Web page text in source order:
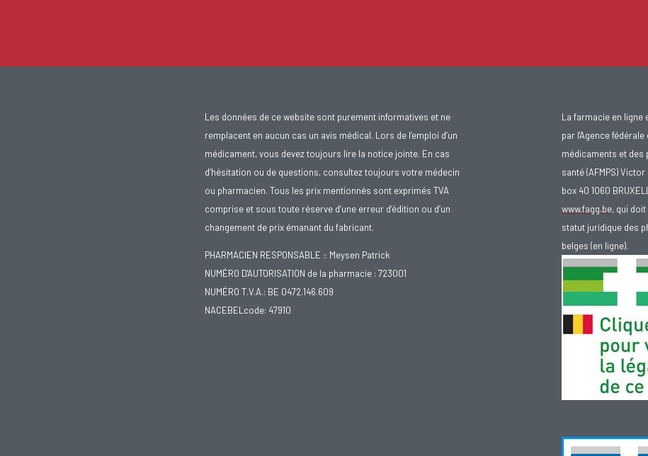
Les données de ce website sont purement informatives et ne
remplacent en aucun cas un avis médical. Lors de l’emploi d’un
médicament, vous devez toujours lire la notice jointe. En cas
d’hésitation ou de questions, consultez toujours votre médecin
ou pharmacien. Tous les prix mentionnés sont exprimés TVA
comprise et sous toute réserve d’une erreur d’édition ou d’un
changement de prix émanant du fabricant.
PHARMACIEN RESPONSABLE :: Meysen Patrick
NUMÉRO D'AUTORISATION de la pharmacie : 723001
NUMÉRO T.V.A.: BE 0472.146.609
NACEBELcode: 47910
La farmacie en ligne
par l'Agence fédérale
médicaments et des
santé (AFMPS)
box 40 1060
www.fagg.be, qui
statut juridique des
belges (en ligne).